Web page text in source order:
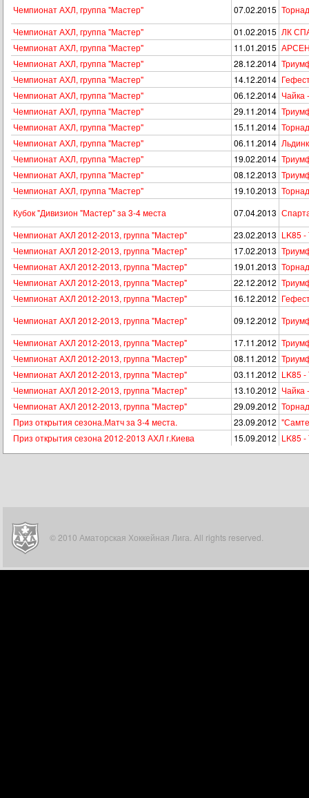
Чемпионат АХЛ, группа "Мастер"
07.02.2015
Чемпионат АХЛ, группа "Мастер"
01.02.2015 ЛК
Чемпионат АХЛ, группа "Мастер"
11.01.2015
Чемпионат АХЛ, группа "Мастер"
28.12.2014
Чемпионат АХЛ, группа "Мастер"
14.12.2014
Чемпионат АХЛ, группа "Мастер"
06.12.2014 Чайка
Чемпионат АХЛ, группа "Мастер"
29.11.2014
Чемпионат АХЛ, группа "Мастер"
15.11.2014
Чемпионат АХЛ, группа "Мастер"
06.11.2014
Чемпионат АХЛ, группа "Мастер"
19.02.2014
Чемпионат АХЛ, группа "Мастер"
08.12.2013
Чемпионат АХЛ, группа "Мастер"
19.10.2013
Кубок "Дивизион "Мастер" за 3-4 места
07.04.2013
Чемпионат АХЛ 2012-2013, группа "Мастер"
23.02.2013 LK85
Чемпионат АХЛ 2012-2013, группа "Мастер"
17.02.2013
Чемпионат АХЛ 2012-2013, группа "Мастер"
19.01.2013
Чемпионат АХЛ 2012-2013, группа "Мастер"
22.12.2012
Чемпионат АХЛ 2012-2013, группа "Мастер"
16.12.2012
Чемпионат АХЛ 2012-2013, группа "Мастер"
09.12.2012
Чемпионат АХЛ 2012-2013, группа "Мастер"
17.11.2012
Чемпионат АХЛ 2012-2013, группа "Мастер"
08.11.2012
Чемпионат АХЛ 2012-2013, группа "Мастер"
03.11.2012 LK85
Чемпионат АХЛ 2012-2013, группа "Мастер"
13.10.2012 Чайка
Чемпионат АХЛ 2012-2013, группа "Мастер"
29.09.2012
Приз открытия сезона.Матч за 3-4 места.
23.09.2012
Приз открытия сезона 2012-2013 АХЛ г.Киева
15.09.2012 LK85
© 2010 Аматорская Хоккейная Лига. All rights reserved.